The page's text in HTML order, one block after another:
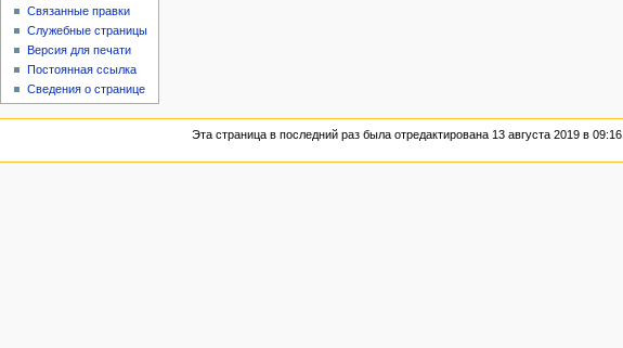
Связанные правки
Служебные страницы
Версия для печати
Постоянная ссылка
Сведения о странице
Эта страница в последний раз была отредактирована 13 августа 2019 в 09:16.